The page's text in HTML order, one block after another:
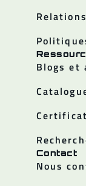
Blogs et
Contact
Nous